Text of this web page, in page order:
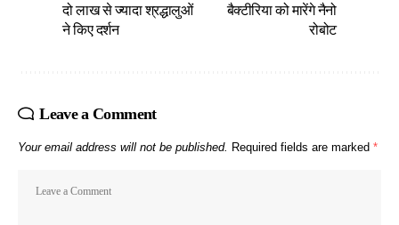
दो लाख से ज्यादा श्रद्धालुओं
ने किए दर्शन
बैक्टीरिया को मारेंगे नैनो
रोबोट
Leave a Comment
Your email address will not be published. Required fields are marked *